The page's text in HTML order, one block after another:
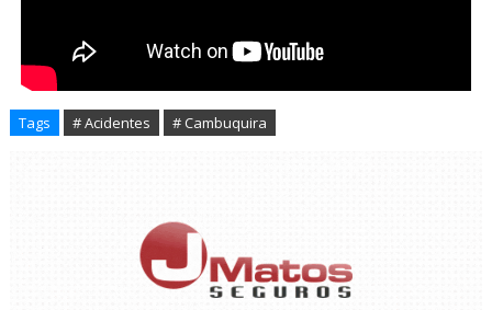
Tags # Acidentes # Cambuquira